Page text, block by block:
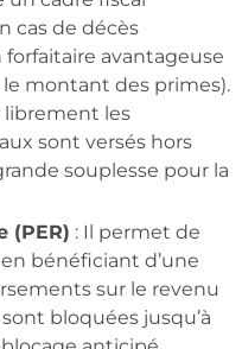
cas de décès
avantageuse
le montant des primes).
librement les
sont versés hors
souplesse pour la
(PER) : Il permet de
bénéficiant d’une
sur le revenu
bloquées jusqu’à